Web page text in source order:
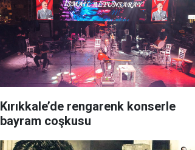
Kırıkkale’de rengarenk konserle
bayram coşkusu